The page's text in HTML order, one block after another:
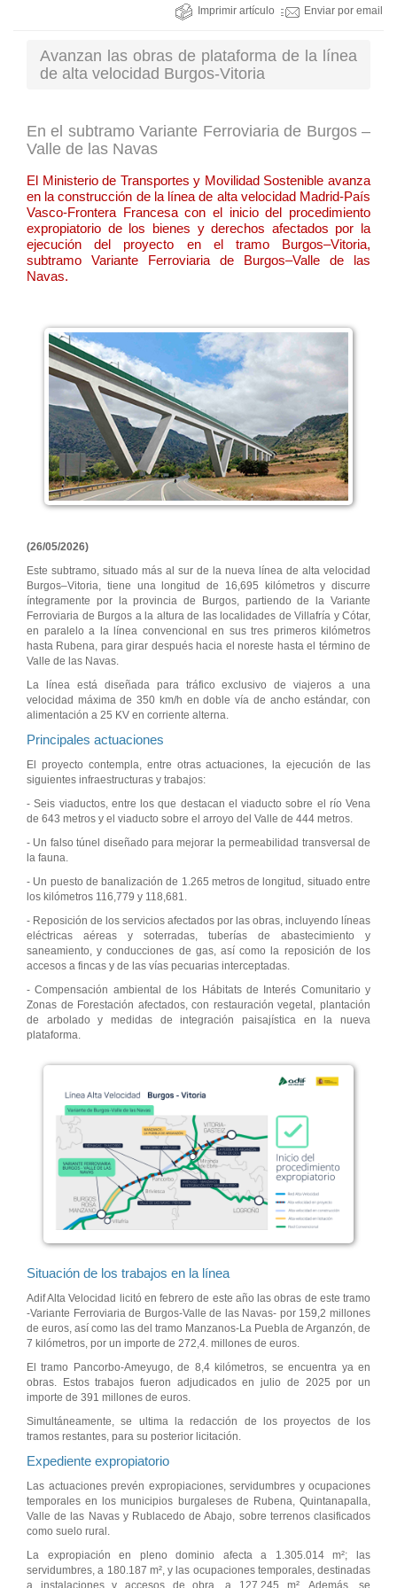
Imprimir artículo Enviar por email
Avanzan las obras de plataforma de la línea
de alta velocidad Burgos-Vitoria
En el subtramo Variante Ferroviaria de Burgos –
Valle de las Navas
El Ministerio de Transportes y Movilidad Sostenible avanza
en la construcción de la línea de alta velocidad Madrid-País
Vasco-Frontera Francesa con el inicio del procedimiento
expropiatorio de los bienes y derechos afectados por la
ejecución del proyecto en el tramo Burgos–Vitoria,
subtramo Variante Ferroviaria de Burgos–Valle de las
Navas.
(26/05/2026)
Este subtramo, situado más al sur de la nueva línea de alta velocidad
Burgos–Vitoria, tiene una longitud de 16,695 kilómetros y discurre
íntegramente por la provincia de Burgos, partiendo de la Variante
Ferroviaria de Burgos a la altura de las localidades de Villafría y Cótar,
en paralelo a la línea convencional en sus tres primeros kilómetros
hasta Rubena, para girar después hacia el noreste hasta el término de
Valle de las Navas.
La línea está diseñada para tráfico exclusivo de viajeros a una
velocidad máxima de 350 km/h en doble vía de ancho estándar, con
alimentación a 25 KV en corriente alterna.
Principales actuaciones
El proyecto contempla, entre otras actuaciones, la ejecución de las
siguientes infraestructuras y trabajos:
- Seis viaductos, entre los que destacan el viaducto sobre el río Vena
de 643 metros y el viaducto sobre el arroyo del Valle de 444 metros.
- Un falso túnel diseñado para mejorar la permeabilidad transversal de
la fauna.
- Un puesto de banalización de 1.265 metros de longitud, situado entre
los kilómetros 116,779 y 118,681.
- Reposición de los servicios afectados por las obras, incluyendo líneas
eléctricas aéreas y soterradas, tuberías de abastecimiento y
saneamiento, y conducciones de gas, así como la reposición de los
accesos a fincas y de las vías pecuarias interceptadas.
- Compensación ambiental de los Hábitats de Interés Comunitario y
Zonas de Forestación afectados, con restauración vegetal, plantación
de arbolado y medidas de integración paisajística en la nueva
plataforma.
Situación de los trabajos en la línea
Adif Alta Velocidad licitó en febrero de este año las obras de este tramo
-Variante Ferroviaria de Burgos-Valle de las Navas- por 159,2 millones
de euros, así como las del tramo Manzanos-La Puebla de Arganzón, de
7 kilómetros, por un importe de 272,4. millones de euros.
El tramo Pancorbo-Ameyugo, de 8,4 kilómetros, se encuentra ya en
obras. Estos trabajos fueron adjudicados en julio de 2025 por un
importe de 391 millones de euros.
Simultáneamente, se ultima la redacción de los proyectos de los
tramos restantes, para su posterior licitación.
Expediente expropiatorio
Las actuaciones prevén expropiaciones, servidumbres y ocupaciones
temporales en los municipios burgaleses de Rubena, Quintanapalla,
Valle de las Navas y Rublacedo de Abajo, sobre terrenos clasificados
como suelo rural.
La expropiación en pleno dominio afecta a 1.305.014 m²; las
servidumbres, a 180.187 m², y las ocupaciones temporales, destinadas
a instalaciones y accesos de obra, a 127.245 m². Además, se